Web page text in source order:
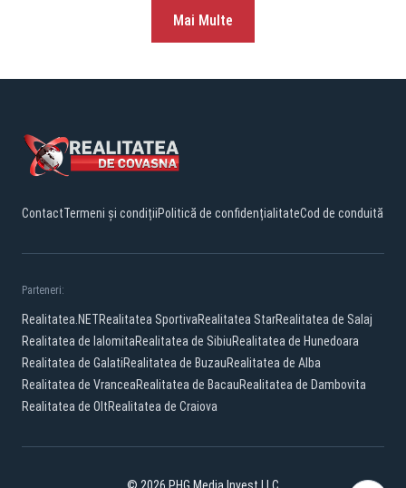
Mai Multe
ContactTermeni și condițiiPolitică de confidențialitateCod de conduită
Parteneri:
Realitatea.NETRealitatea SportivaRealitatea StarRealitatea de Salaj
Realitatea de IalomitaRealitatea de SibiuRealitatea de Hunedoara
Realitatea de GalatiRealitatea de BuzauRealitatea de Alba
Realitatea de VranceaRealitatea de BacauRealitatea de Dambovita
Realitatea de OltRealitatea de Craiova